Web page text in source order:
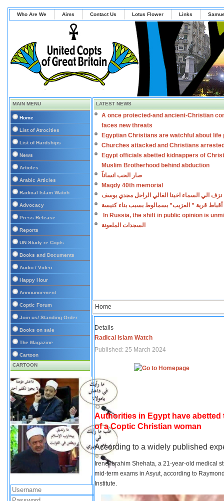
Who Are We Aims Contact Us Lotus Flower Links
MAIN MENU
Home
List of Atrocities
List of Hardships
News
Articles
Arabic Articles
Radical Islam Watch
Advocacy
Press Release
Reports
UN Study re Copts
Books and Documents
Audio / Video
Happy Hour
Announcement
Coptic Forum
Join us/ Standing Order
Books on sale
The Magazine
Cartoon
CARTOON
LATEST NEWS
A once protected-and ancient-Christian
faces new threats
Egyptian Christians are watchful about life
Churches attacked and Christians
Egypt officials abetted kidnappers of
Muslim Brotherhood behind abduction
صار الحب انساناً
Magdy 40th memorial
نزف الي السماء اخينا الغالي الراحل مجدي يوسف
أقباط قرية ” العزيب” بسمالوط بسبب بناء كنيسة
In Russia, the shift in public opinion is
السجدات الملعونة
Home
Details
Radical Islam Watch
Published: 25 March 2024
Authorities in Egypt have
of a Coptic Christian woman
According to a widely published
Irene Ibrahim Shehata, a 21-year-old medical
mid-term exams in Asyut, according to
Institute.